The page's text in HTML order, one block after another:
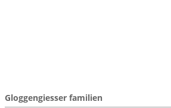
Gloggengiesser familien